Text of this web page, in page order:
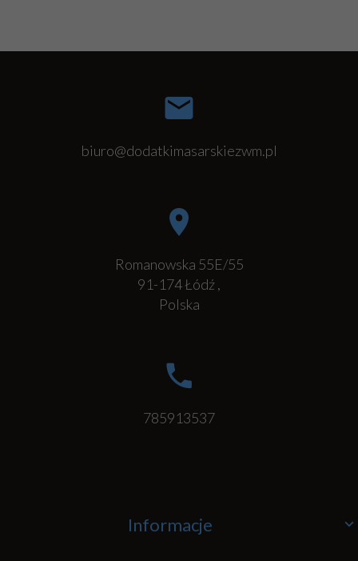
biuro@dodatkimasarskiezwm.pl
Romanowska 55E/55
91-174Łódź,
Polska
785913537
Informacje